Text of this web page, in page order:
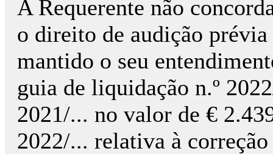
A Requerente não
o direito de audição
mantido o seu
guia de liquidação n.º
2021/... no valor de €
2022/... relativa à